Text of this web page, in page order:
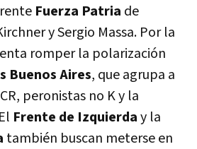
Fuerza Patria de
y Sergio Massa. Por la
romper la polarización
Buenos Aires, que agrupa a
peronistas no K y la
Frente de Izquierday la
también buscan meterse en